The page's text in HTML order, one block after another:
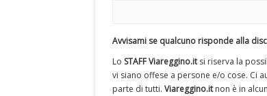
Avvisami se qualcuno risponde alla
Lo STAFF Viareggino.itsi riserva la
vi siano offese a persone e/o cose. Ci
parte di tutti. Viareggino.itnon è in